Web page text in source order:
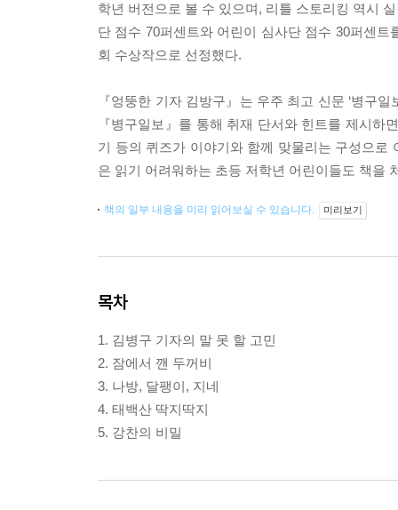
학년 버전으로 볼 수 있으며, 리틀 스토리킹 역시
단 점수 70퍼센트와 어린이 심사단 점수 30퍼센
회 수상작으로 선정했다.
『엉뚱한 기자 김방구』는 우주 최고 신문 ‘병구
『병구일보』를 통해 취재 단서와 힌트를 제시
기 등의 퀴즈가 이야기와 함께 맞물리는 구성으
은 읽기 어려워하는 초등 저학년 어린이들도 책을
책의 일부 내용을 미리 읽어보실 수 있습니다. 미리보기
목차
1. 김병구 기자의 말 못 할 고민
2. 잠에서 깬 두꺼비
3. 나방, 달팽이, 지네
4. 태백산 딱지딱지
5. 강찬의 비밀